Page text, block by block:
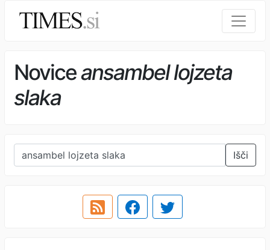
Noviceansambel lojzeta
slaka
Išči